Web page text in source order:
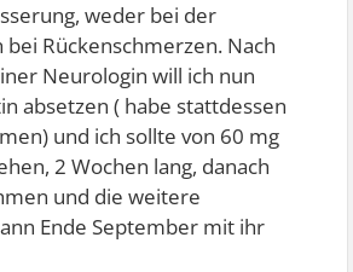
weder bei der
Rückenschmerzen. Nach
Neurologin will ich nun
absetzen ( habe stattdessen
und ich sollte von 60 mg
2 Wochen lang, danach
und die weitere
Ende September mit ihr